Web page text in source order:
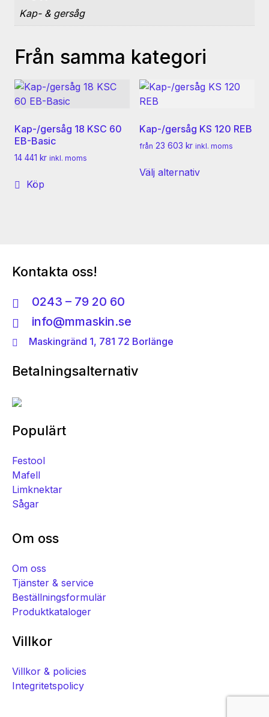
Kap- & gersåg
Från samma kategori
Kap-/gersåg 18 KSC 60
EB-Basic
14 441 kr inkl. moms
Köp
Kap-/gersåg KS 120 REB
från 23 603 kr inkl. moms
Välj alternativ
Kontakta oss!
0243 – 79 20 60
info@mmaskin.se
Maskingränd 1, 781 72 Borlänge
Betalningsalternativ
Populärt
Festool
Mafell
Limknektar
Sågar
Om oss
Om oss
Tjänster & service
Beställningsformulär
Produktkataloger
Villkor
Villkor & policies
Integritetspolicy